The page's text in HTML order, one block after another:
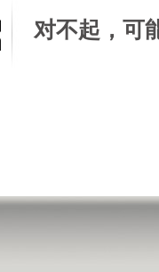
对不起，可